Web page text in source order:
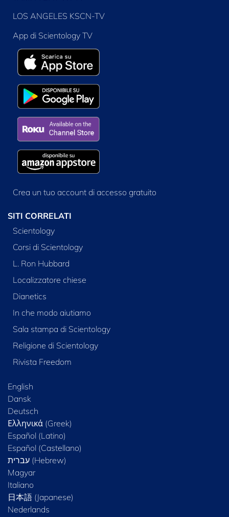
LOS ANGELES KSCN-TV
App di Scientology TV
Crea un tuo account di accesso gratuito
SITI CORRELATI
Scientology
Corsi di Scientology
L. Ron Hubbard
Localizzatore chiese
Dianetics
In che modo aiutiamo
Sala stampa di Scientology
Religione di Scientology
Rivista Freedom
English
Dansk
Deutsch
Ελληνικά (Greek)
Español (Latino)
Español (Castellano)
Magyar
Italiano
日本語 (Japanese)
Nederlands